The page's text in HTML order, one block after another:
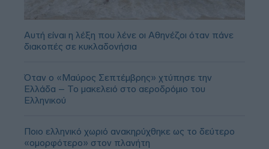
Αυτή είναι η λέξη που λένε οι Αθηνέζοι όταν πάνε
διακοπές σε κυκλαδονήσια
Όταν ο «Μαύρος Σεπτέμβρης» χτύπησε την
Ελλάδα – Το μακελειό στο αεροδρόμιο του
Ελληνικού
Ποιο ελληνικό χωριό ανακηρύχθηκε ως το δεύτερο
«ομορφότερο» στον πλανήτη